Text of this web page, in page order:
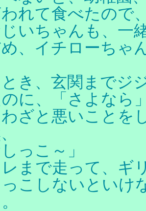
れて食べたので
じいちゃんも、一
め、イチローちゃ
き、玄関までジ
に、「さよなら
ざと悪いことを
しっこ～」
レまで走って、ギ
こしないといけ